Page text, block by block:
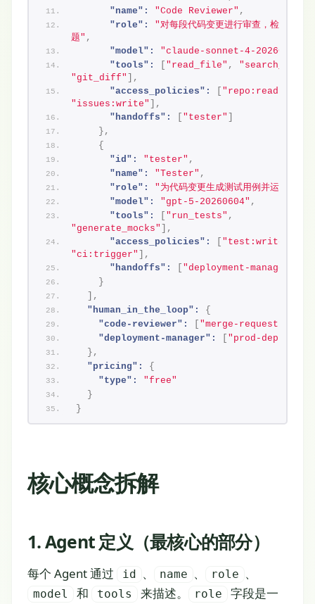
"name":
"Code Reviewer" ,
"role":
"对每段代码变更进行审查，检查潜在问
题" ,
"model":
"claude-sonnet-4-20260604"
"tools":
"read_file" ,
"git_diff"
,
"access_policies":
"repo:read"
"issues:write"
,
"handoffs":
"tester"
} ,
{
"id":
"tester" ,
"name":
"Tester" ,
"role":
"为代码变更生成测试用例并运行"
"model":
"gpt-5-20260604" ,
"tools":
"run_tests" ,
"generate_mocks"
,
"access_policies":
"test:write"
"ci:trigger"
,
"handoffs":
"deployment-manager"
}
,
"human_in_the_loop":
{
"code-reviewer":
"merge-request"
"deployment-manager":
"prod-deploy"
} ,
"pricing":
{
"type":
"free"
}
}
核心概念拆解
1. Agent 定义（最核心的部分）
每个 Agent 通过 id 、 name 、 role 、
model 和 tools 来描述。 role
字段是一